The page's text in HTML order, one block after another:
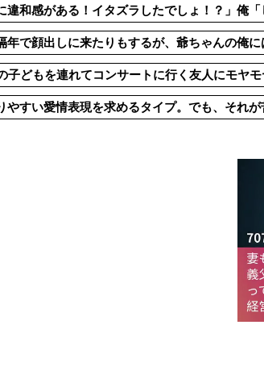
い職業NO.1の公務員なんですけど、嫁が子供
違和感がある！イタズラしたでしょ！？」俺
年で顔出しに来たりもするが、爺ちゃんの俺
子どもを連れてコンサートに行く友人にモヤ
やすい愛情表現を求めるタイプ。でも、それ